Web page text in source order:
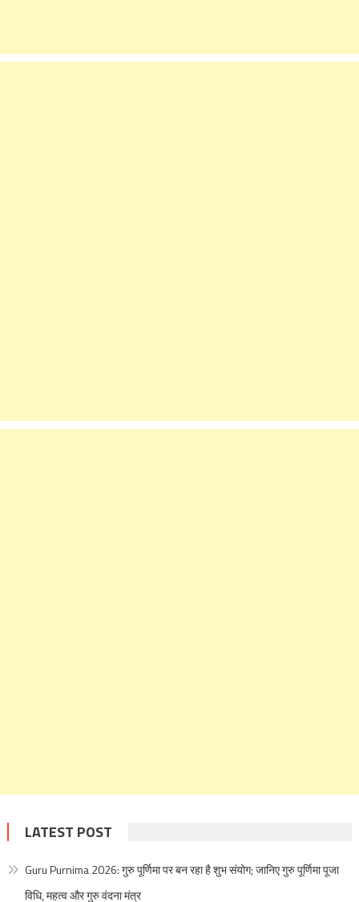
LATEST POST
Guru Purnima 2026: गुरु पूर्णिमा पर बन रहा है शुभ संयोग; जानिए गुरु पूर्णिमा पूजा
विधि, महत्व और गुरु वंदना मंत्र